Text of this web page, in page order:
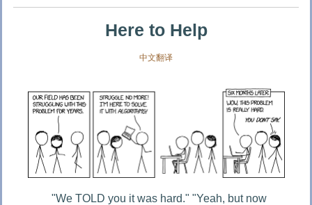
Here to Help
中文翻译
"We TOLD you it was hard." "Yeah, but now